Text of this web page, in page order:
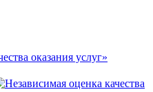
оказания услуг»